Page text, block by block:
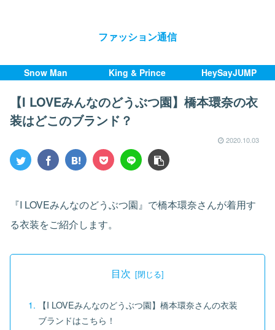
ファッション通信
Snow Man King & Prince HeySayJUMP
【I LOVEみんなのどうぶつ園】橋本環奈の衣
装はどこのブランド？
2020.10.03
『I LOVEみんなのどうぶつ園』で橋本環奈さんが着用す
る衣装をご紹介します。
目次
【I LOVEみんなのどうぶつ園】橋本環奈さんの衣装
ブランドはこちら！